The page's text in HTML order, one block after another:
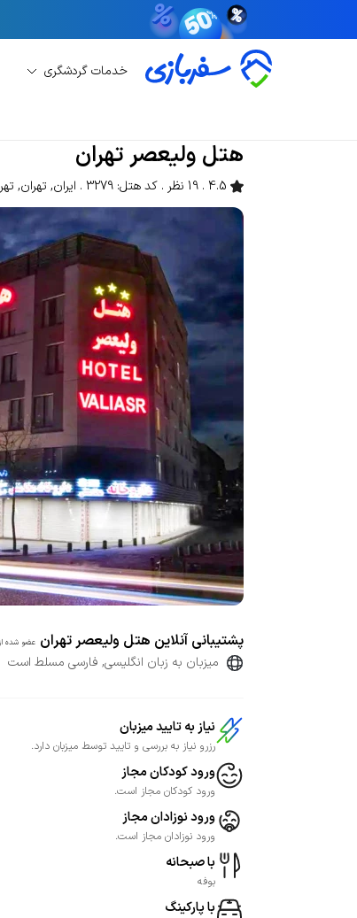
خدمات گردشگری
هتل ولیعصر تهران
4.5 19 نظر کد هتل: 3279 ایران, تهران,
پشتیبانی آنلاین هتل ولیعصر تهران عضو شده
میزبان به زبان انگلیسی, فارسی مسلط است
نیاز به تایید میزبان
رزرو نیاز به بررسی و تایید توسط میزبان دارد.
ورود کودکان مجاز
ورود کودکان مجاز است.
ورود نوزادان مجاز
ورود نوزادان مجاز است.
با صبحانه
بوفه
با پارکینگ